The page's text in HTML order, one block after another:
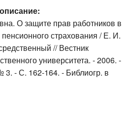
О защите прав работников в
пенсионного страхования / Е. И.
// Вестник
университета. - 2006. -
3. - С. 162-164. - Библиогр. в